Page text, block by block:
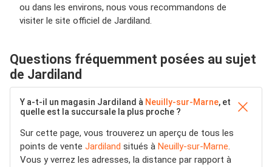
ou dans les environs, nous vous recommandons de
visiter le site officiel de Jardiland.
Questions fréquemment posées au sujet
de Jardiland
Y a-t-il un magasin Jardiland à Neuilly-sur-Marne, et
quelle est la succursale la plus proche ?
Sur cette page, vous trouverez un aperçu de tous les
points de vente Jardiland situés à Neuilly-sur-Marne.
Vous y verrez les adresses, la distance par rapport à